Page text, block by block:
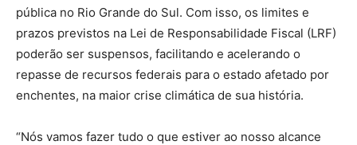
pública no Rio Grande do Sul. Com isso, os limites e
prazos previstos na Lei de Responsabilidade Fiscal (LRF)
poderão ser suspensos, facilitando e acelerando o
repasse de recursos federais para o estado afetado por
enchentes, na maior crise climática de sua história.
“Nós vamos fazer tudo o que estiver ao nosso alcance